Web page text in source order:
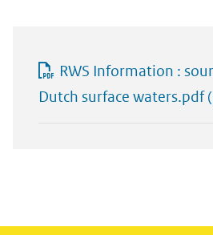
RWS Information :
Dutch surface waters.pdf